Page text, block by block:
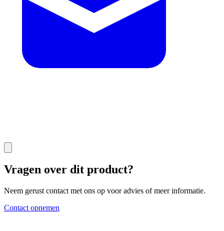
Vragen over dit product?
Neem gerust contact met ons op voor advies of meer informatie.
Contact opnemen